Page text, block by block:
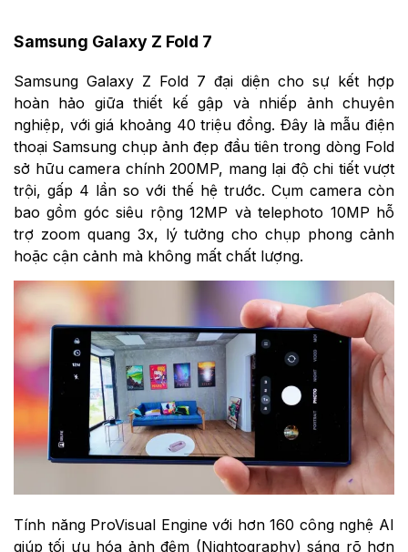
Samsung Galaxy Z Fold 7
Samsung Galaxy Z Fold 7 đại diện cho sự kết hợp
hoàn hảo giữa thiết kế gập và nhiếp ảnh chuyên
nghiệp, với giá khoảng 40 triệu đồng. Đây là mẫu điện
thoại Samsung chụp ảnh đẹp đầu tiên trong dòng Fold
sở hữu camera chính 200MP, mang lại độ chi tiết vượt
trội, gấp 4 lần so với thế hệ trước. Cụm camera còn
bao gồm góc siêu rộng 12MP và telephoto 10MP hỗ
trợ zoom quang 3x, lý tưởng cho chụp phong cảnh
hoặc cận cảnh mà không mất chất lượng.
Tính năng ProVisual Engine với hơn 160 công nghệ AI
giúp tối ưu hóa ảnh đêm (Nightography) sáng rõ hơn